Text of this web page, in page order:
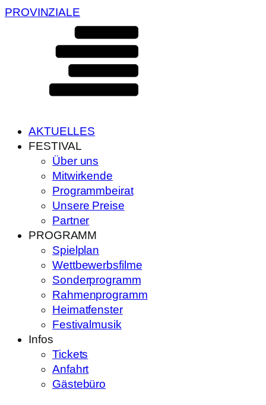
PROVINZIALE
AKTUELLES
FESTIVAL
Über uns
Mitwirkende
Programmbeirat
Unsere Preise
Partner
PROGRAMM
Spielplan
Wettbewerbsfilme
Sonderprogramm
Rahmenprogramm
Heimatfenster
Festivalmusik
Infos
Tickets
Anfahrt
Gästebüro